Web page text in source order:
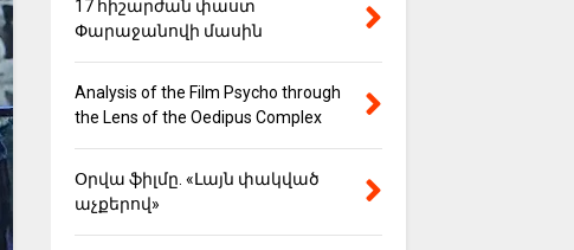
17 հիշարժան փաստ
Փարաջանովի մասին
Analysis of the Film Psycho through
the Lens of the Oedipus Complex
Օրվա ֆիլմը. «Լայն փակված
աչքերով»